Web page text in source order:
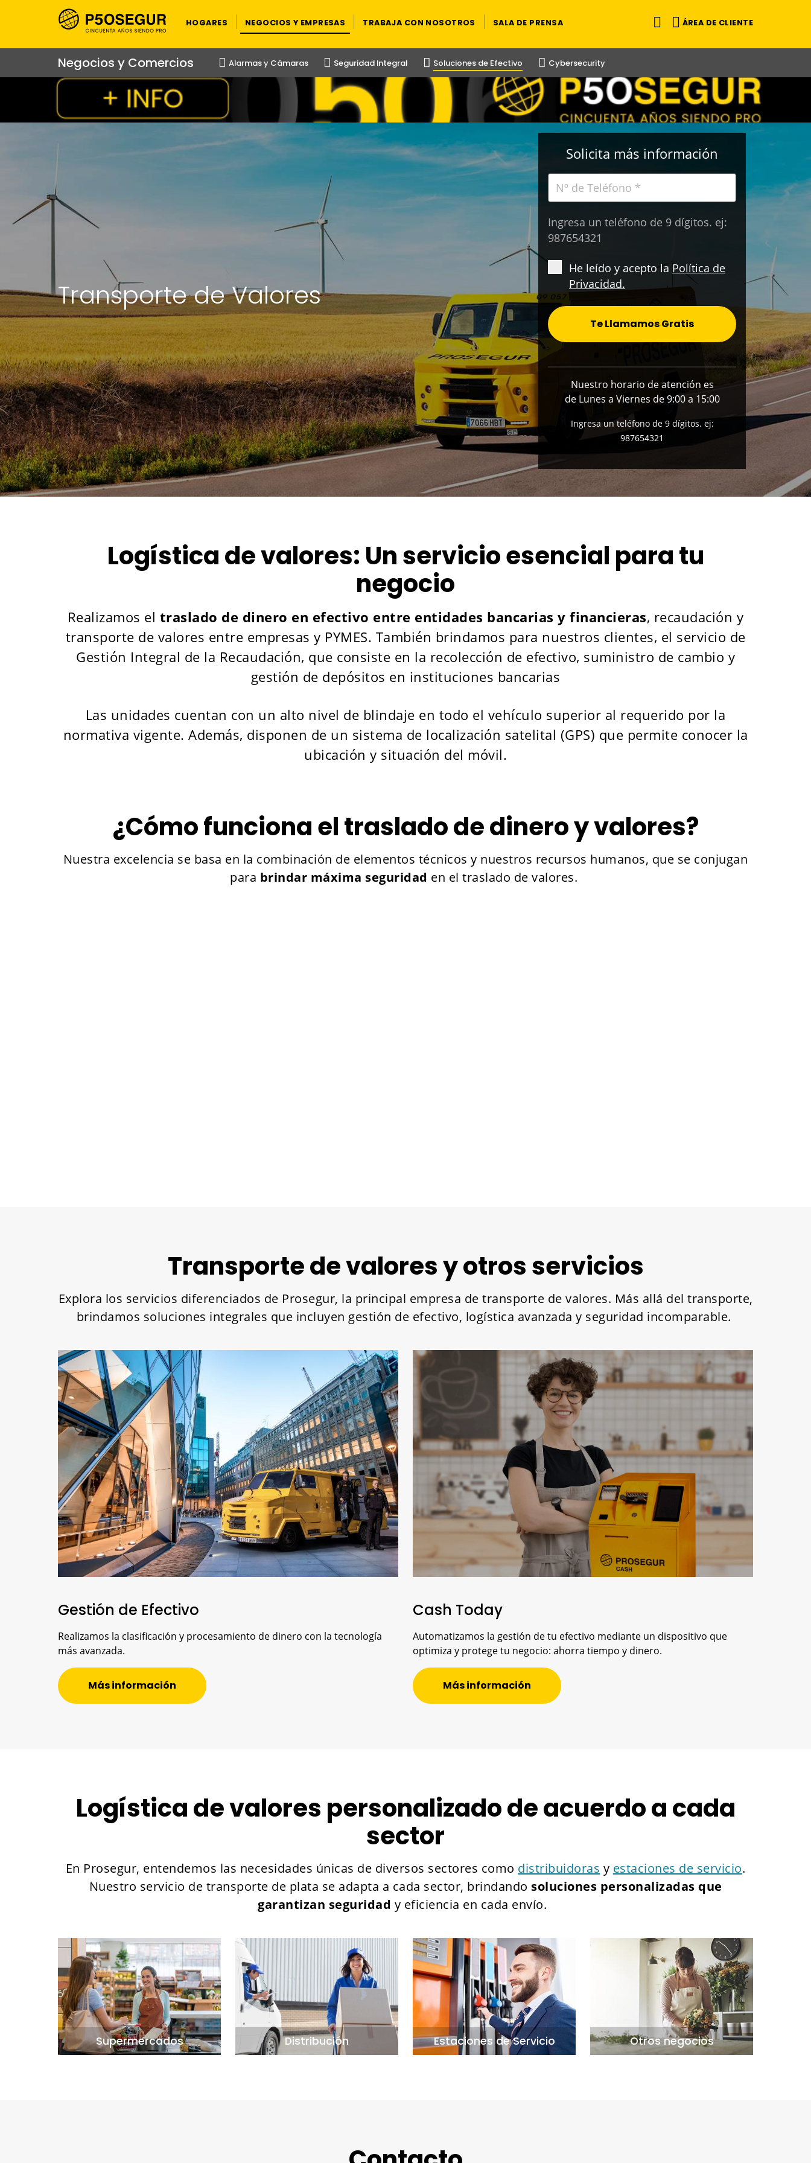
HOGARES NEGOCIOS Y EMPRESAS TRABAJA CON NOSOTROS SALA DE PRENSA ÁREA DE CLIENTE
Negocios y Comercios Alarmas y Cámaras Seguridad Integral Soluciones de Efectivo Cybersecurity
Transporte de Valores
Solicita más información
Ingresa un teléfono de 9 dígitos. ej:
987654321
He leído y acepto la Política de
Privacidad.
Te Llamamos Gratis
Nuestro horario de atención es
de Lunes a Viernes de 9:00 a 15:00
Ingresa un teléfono de 9 dígitos. ej:
987654321
Logística de valores: Un servicio esencial para tu
negocio
Realizamos el traslado de dinero en efectivo entre entidades bancarias y financieras, recaudación y
transporte de valores entre empresas y PYMES. También brindamos para nuestros clientes, el servicio de
Gestión Integral de la Recaudación, que consiste en la recolección de efectivo, suministro de cambio y
gestión de depósitos en instituciones bancarias
Las unidades cuentan con un alto nivel de blindaje en todo el vehículo superior al requerido por la
normativa vigente. Además, disponen de un sistema de localización satelital (GPS) que permite conocer la
ubicación y situación del móvil.
¿Cómo funciona el traslado de dinero y valores?
Nuestra excelencia se basa en la combinación de elementos técnicos y nuestros recursos humanos, que se conjugan
para brindar máxima seguridad en el traslado de valores.
Transporte de valores y otros servicios
Explora los servicios diferenciados de Prosegur, la principal empresa de transporte de valores. Más allá del transporte,
brindamos soluciones integrales que incluyen gestión de efectivo, logística avanzada y seguridad incomparable.
Gestión de Efectivo
Realizamos la clasificación y procesamiento de dinero con la tecnología
más avanzada.
Más información
Cash Today
Automatizamos la gestión de tu efectivo mediante un dispositivo que
optimiza y protege tu negocio: ahorra tiempo y dinero.
Más información
Logística de valores personalizado de acuerdo a cada
sector
En Prosegur, entendemos las necesidades únicas de diversos sectores como distribuidoras y estaciones de servicio.
Nuestro servicio de transporte de plata se adapta a cada sector, brindando soluciones personalizadas que
garantizan seguridad y eficiencia en cada envío.
Supermercados Distribución Estaciones de Servicio Otros negocios